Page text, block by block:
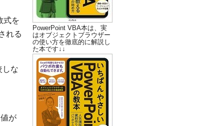
式を
れる
しな
が
PowerPoint VBA本は、実
はオブジェクトブラウザー
の使い方を徹底的に解説し
た本です↓↓